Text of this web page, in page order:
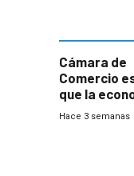
Cámara de
Comercio
que la
crecerá 1,6%
Hace 3 semanas